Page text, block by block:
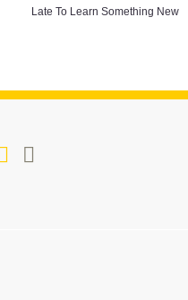
Late To Learn Something New